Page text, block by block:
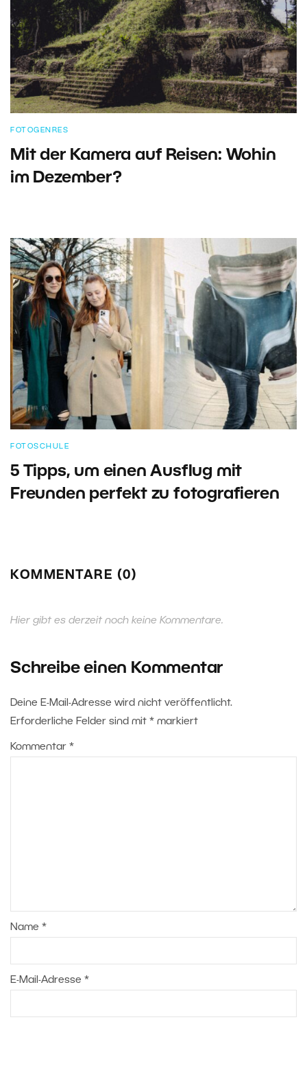
FOTOGENRES
Mit der Kamera auf Reisen: Wohin
im Dezember?
FOTOSCHULE
5 Tipps, um einen Ausflug mit
Freunden perfekt zu fotografieren
KOMMENTARE (0)
Hier gibt es derzeit noch keine Kommentare.
Schreibe einen Kommentar
Deine E-Mail-Adresse wird nicht veröffentlicht.
Erforderliche Felder sind mit * markiert
Kommentar *
Name *
E-Mail-Adresse *